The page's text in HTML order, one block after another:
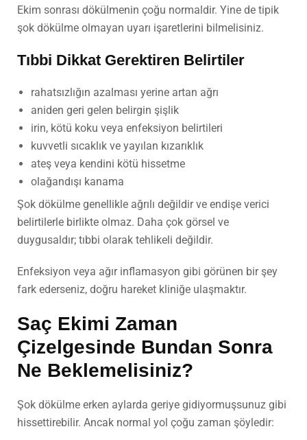
Ekim sonrası dökülmenin çoğu normaldir. Yine de tipik
şok dökülme olmayan uyarı işaretlerini bilmelisiniz.
Tıbbi Dikkat Gerektiren Belirtiler
rahatsızlığın azalması yerine artan ağrı
aniden geri gelen belirgin şişlik
irin, kötü koku veya enfeksiyon belirtileri
kuvvetli sıcaklık ve yayılan kızarıklık
ateş veya kendini kötü hissetme
olağandışı kanama
Şok dökülme genellikle ağrılı değildir ve endişe verici
belirtilerle birlikte olmaz. Daha çok görsel ve
duygusaldır; tıbbi olarak tehlikeli değildir.
Enfeksiyon veya ağır inflamasyon gibi görünen bir şey
fark ederseniz, doğru hareket kliniğe ulaşmaktır.
Saç Ekimi Zaman
Çizelgesinde Bundan Sonra
Ne Beklemelisiniz?
Şok dökülme erken aylarda geriye gidiyormuşsunuz gibi
hissettirebilir. Ancak normal yol çoğu zaman şöyledir: